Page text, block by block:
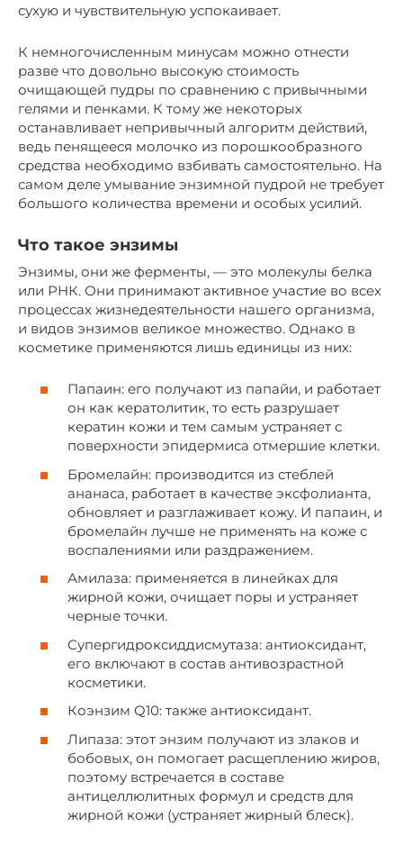
сухую и чувствительную успокаивает.
К немногочисленным минусам можно отнести
разве что довольно высокую стоимость
очищающей пудры по сравнению с привычными
гелями и пенками. К тому же некоторых
останавливает непривычный алгоритм действий,
ведь пенящееся молочко из порошкообразного
средства необходимо взбивать самостоятельно. На
самом деле умывание энзимной пудрой не требует
большого количества времени и особых усилий.
Что такое энзимы
Энзимы, они же ферменты, — это молекулы белка
или РНК. Они принимают активное участие во всех
процессах жизнедеятельности нашего организма,
и видов энзимов великое множество. Однако в
косметике применяются лишь единицы из них:
Папаин: его получают из папайи, и работает
он как кератолитик, то есть разрушает
кератин кожи и тем самым устраняет с
поверхности эпидермиса отмершие клетки.
Бромелайн: производится из стеблей
ананаса, работает в качестве эксфолианта,
обновляет и разглаживает кожу. И папаин, и
бромелайн лучше не применять на коже с
воспалениями или раздражением.
Амилаза: применяется в линейках для
жирной кожи, очищает поры и устраняет
черные точки.
Супергидроксиддисмутаза: антиоксидант,
его включают в состав антивозрастной
косметики.
Коэнзим Q10: также антиоксидант.
Липаза: этот энзим получают из злаков и
бобовых, он помогает расщеплению жиров,
поэтому встречается в составе
антицеллюлитных формул и средств для
жирной кожи (устраняет жирный блеск).